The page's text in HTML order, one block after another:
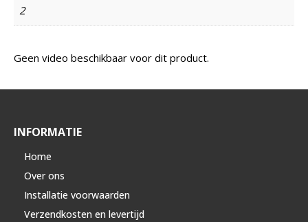
2
Geen video beschikbaar voor dit product.
INFORMATIE
Home
Over ons
Installatie voorwaarden
Verzendkosten en levertijd